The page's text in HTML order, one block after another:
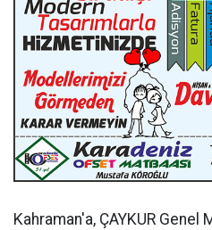
Kahraman'a, ÇAYKUR